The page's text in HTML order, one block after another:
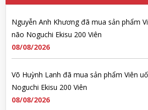
08/08/2026
Võ Huỳnh Lanh đã mua sản phẩm Viên
08/08/2026
Thạch Quốc Lâm đã mua sản phẩm Sữa